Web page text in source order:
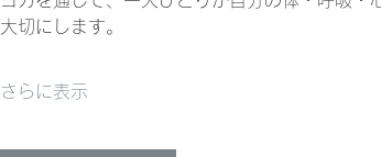
大切にします。
さらに表示